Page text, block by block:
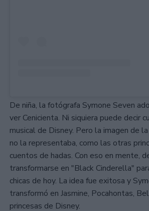
De niña, la fotógrafa Symone Seven
ver Cenicienta. Ni siquiera puede decir
musical de Disney. Pero la imagen de
no la representaba, como las otras
cuentos de hadas. Con eso en mente,
transformarse en "Black Cinderella"
chicas de hoy. La idea fue exitosa y
transformó en Jasmine, Pocahontas,
princesas de Disney.